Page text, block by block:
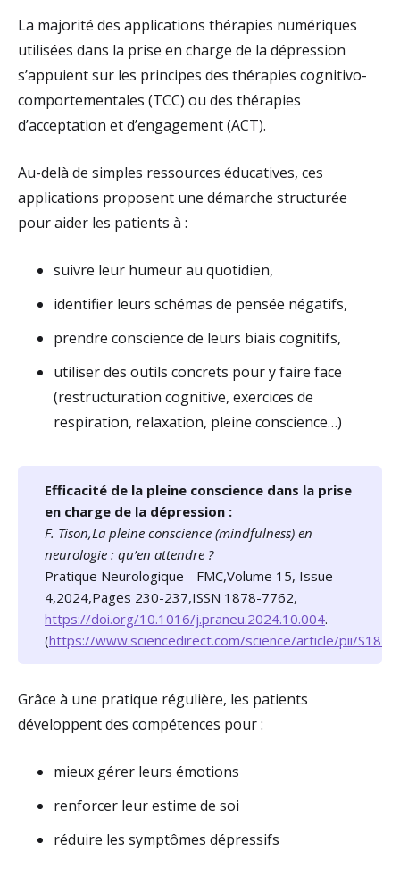
La majorité des applications thérapies numériques
utilisées dans la prise en charge de la dépression
s’appuient sur les principes des thérapies cognitivo-
comportementales (TCC) ou des thérapies
d’acceptation et d’engagement (ACT).
Au-delà de simples ressources éducatives, ces
applications proposent une démarche structurée
pour aider les patients à :
suivre leur humeur au quotidien,
identifier leurs schémas de pensée négatifs,
prendre conscience de leurs biais cognitifs,
utiliser des outils concrets pour y faire face
(restructuration cognitive, exercices de
respiration, relaxation, pleine conscience…)
Efficacité de la pleine conscience dans la prise
en charge de la dépression :
F. Tison,La pleine conscience (mindfulness) en
neurologie : qu’en attendre ?
Pratique Neurologique - FMC,Volume 15, Issue
4,2024,Pages 230-237,ISSN 1878-7762,
https://doi.org/10.1016/j.praneu.2024.10.004.
(https://www.sciencedirect.com/science/article/pii/
Grâce à une pratique régulière, les patients
développent des compétences pour :
mieux gérer leurs émotions
renforcer leur estime de soi
réduire les symptômes dépressifs